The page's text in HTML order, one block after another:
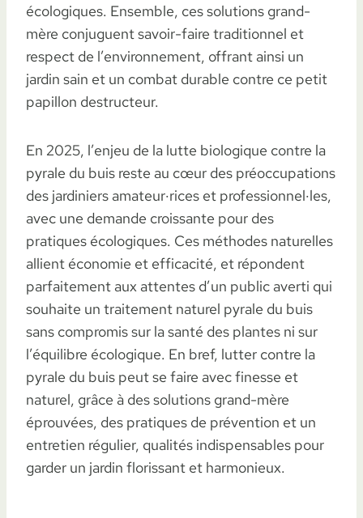
écologiques. Ensemble, ces solutions grand-
mère conjuguent savoir-faire traditionnel et
respect de l’environnement, offrant ainsi un
jardin sain et un combat durable contre ce petit
papillon destructeur.
En 2025, l’enjeu de la lutte biologique contre la
pyrale du buis reste au cœur des préoccupations
des jardiniers amateur·rices et professionnel·les,
avec une demande croissante pour des
pratiques écologiques. Ces méthodes naturelles
allient économie et efficacité, et répondent
parfaitement aux attentes d’un public averti qui
souhaite un traitement naturel pyrale du buis
sans compromis sur la santé des plantes ni sur
l’équilibre écologique. En bref, lutter contre la
pyrale du buis peut se faire avec finesse et
naturel, grâce à des solutions grand-mère
éprouvées, des pratiques de prévention et un
entretien régulier, qualités indispensables pour
garder un jardin florissant et harmonieux.